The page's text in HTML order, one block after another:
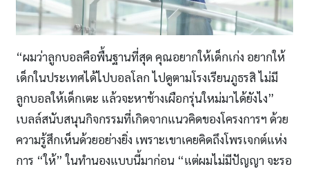
“ผมว่าลูกบอลคือพื้นฐานที่สุด คุณอยากให้เด็กเก่ง อยากให้
เด็กในประเทศได้ไปบอลโลก ไปดูตามโรงเรียนภูธรสิ ไม่มี
ลูกบอลให้เด็กเตะ แล้วจะหาช้างเผือกรุ่นใหม่มาได้ยังไง”
เบลล์สนับสนุนกิจกรรมที่เกิดจากแนวคิดของโครงการฯ ด้วย
ความรู้สึกเห็นด้วยอย่างยิ่ง เพราะเขาเคยคิดถึงโพรเจกต์แห่ง
การ “ให้” ในทำนองแบบนี้มาก่อน “แต่ผมไม่มีปัญญา จะรอ